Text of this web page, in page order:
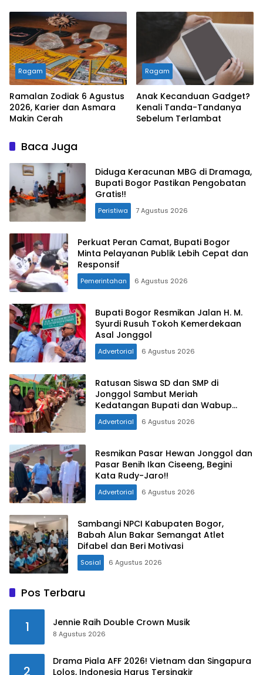
Ragam
Ramalan Zodiak 6 Agustus
2026, Karier dan Asmara
Makin Cerah
Ragam
Anak Kecanduan Gadget?
Kenali Tanda-Tandanya
Sebelum Terlambat
Baca Juga
Diduga Keracunan MBG di Dramaga,
Bupati Bogor Pastikan Pengobatan
Gratis!!
Peristiwa 7 Agustus 2026
Perkuat Peran Camat, Bupati Bogor
Minta Pelayanan Publik Lebih Cepat dan
Responsif
Pemerintahan 6 Agustus 2026
Bupati Bogor Resmikan Jalan H. M.
Syurdi Rusuh Tokoh Kemerdekaan
Asal Jonggol
Advertorial 6 Agustus 2026
Ratusan Siswa SD dan SMP di
Jonggol Sambut Meriah
Kedatangan Bupati dan Wabup
Bogor
Advertorial 6 Agustus 2026
Resmikan Pasar Hewan Jonggol dan
Pasar Benih Ikan Ciseeng, Begini
Kata Rudy-Jaro!!
Advertorial 6 Agustus 2026
Sambangi NPCI Kabupaten Bogor,
Babah Alun Bakar Semangat Atlet
Difabel dan Beri Motivasi
Sosial 6 Agustus 2026
Pos Terbaru
1 Jennie Raih Double Crown Musik
8 Agustus 2026
Drama Piala AFF 2026! Vietnam dan Singapura
Lolos, Indonesia Harus Tersingkir